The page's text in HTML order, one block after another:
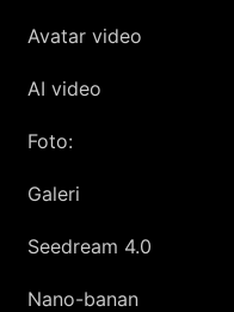
Avatar video
AI video
Foto:
Galeri
Seedream 4.0
Nano-banan